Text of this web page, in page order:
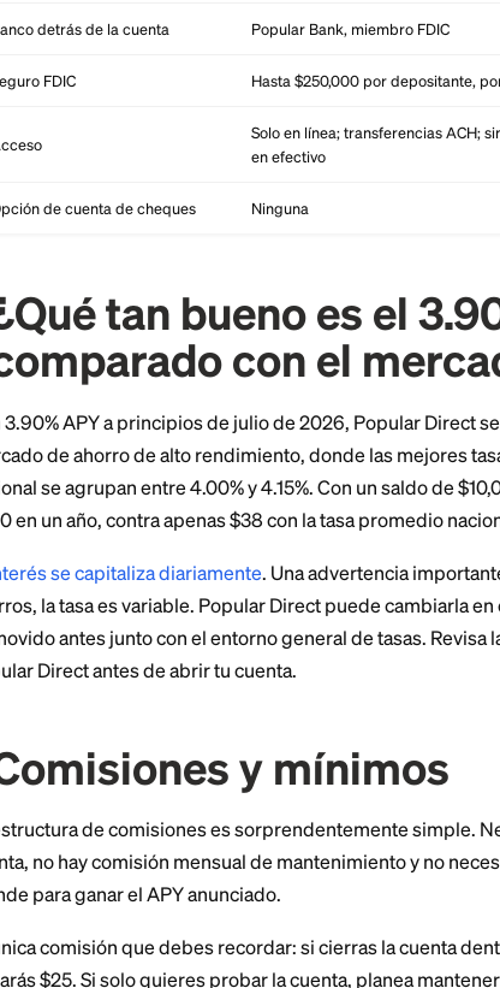
APY 3.90% en la
Depósito mínimo de apertura $100
Banco detrás de la cuenta Popular Bank,
Seguro FDIC Hasta $250,000
Acceso
Solo en línea;
en efectivo
¿Qué tan bueno es
comparado con el
Con 3.90% APY a principios de julio de 2026,
mercado de ahorro de alto rendimiento, donde
nacional se agrupan entre 4.00% y 4.15%. Con
$390 en un año, contra apenas $38 con la tasa
El interés se capitaliza diariamente . Una
ahorros, la tasa es variable. Popular Direct